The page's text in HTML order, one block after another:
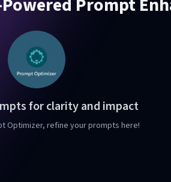
for clarity and impact
Optimizer, refine your prompts here!